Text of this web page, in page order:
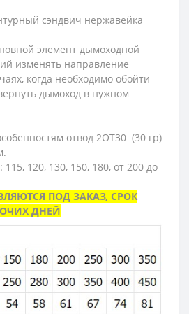
сэндвич нержавейка
элемент дымоходной
изменять направление
когда необходимо обойти
дымоход в нужном
отвод 2ОТ30 (30 гр)
120, 130, 150, 180, от 200 до
ПОД ЗАКАЗ, СРОК
ДНЕЙ